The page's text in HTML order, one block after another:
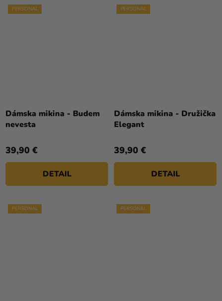
PERSONAL
Dámska mikina - Budem
nevesta
39,90 €
DETAIL
PERSONAL
Dámska mikina - Družička
Elegant
39,90 €
DETAIL
PERSONAL PERSONAL